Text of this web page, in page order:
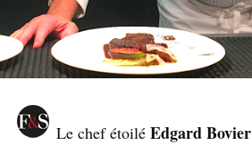
Le chef étoilé Edgard Bovier